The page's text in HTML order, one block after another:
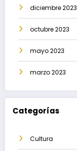
diciembre 2023
octubre 2023
mayo 2023
marzo 2023
Categorías
Cultura